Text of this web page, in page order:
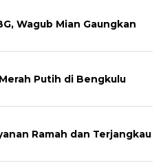
Wagub Mian Gaungkan
Putih di Bengkulu
Ramah dan Terjangkau